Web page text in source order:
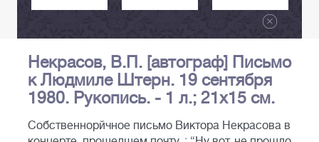
Некрасов, В.П. [автограф] Письмо
к Людмиле Штерн. 19 сентября
1980. Рукопись. - 1 л.; 21х15 см.
Собственнорйчное письмо Виктора Некрасова в